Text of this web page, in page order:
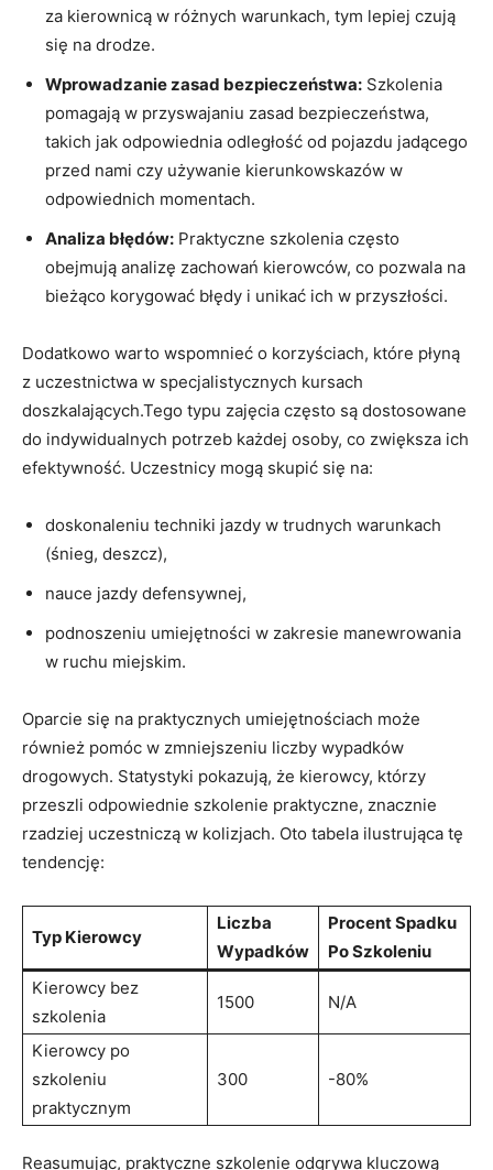
za kierownicą w różnych warunkach, tym lepiej czują
się na drodze.
Wprowadzanie zasad bezpieczeństwa: Szkolenia
pomagają w przyswajaniu zasad bezpieczeństwa,
takich jak odpowiednia odległość od pojazdu jadącego
przed nami czy używanie kierunkowskazów w
odpowiednich momentach.
Analiza błędów: Praktyczne szkolenia często
obejmują analizę zachowań kierowców, co pozwala na
bieżąco korygować błędy i unikać ich w przyszłości.
Dodatkowo warto wspomnieć o korzyściach, które płyną
z uczestnictwa w specjalistycznych kursach
doszkalających.Tego typu zajęcia często są dostosowane
do indywidualnych potrzeb każdej osoby, co zwiększa ich
efektywność. Uczestnicy mogą skupić się na:
doskonaleniu techniki jazdy w trudnych warunkach
(śnieg, deszcz),
nauce jazdy defensywnej,
podnoszeniu umiejętności w zakresie manewrowania
w ruchu miejskim.
Oparcie się na praktycznych umiejętnościach może
również pomóc w zmniejszeniu liczby wypadków
drogowych. Statystyki pokazują, że kierowcy, którzy
przeszli odpowiednie szkolenie praktyczne, znacznie
rzadziej uczestniczą w kolizjach. Oto tabela ilustrująca tę
tendencję:
Typ Kierowcy
Liczba
Wypadków
Procent Spadku
Po Szkoleniu
Kierowcy bez
szkolenia
1500 N/A
Kierowcy po
szkoleniu
praktycznym
300 -80%
Reasumując, praktyczne szkolenie odgrywa kluczową